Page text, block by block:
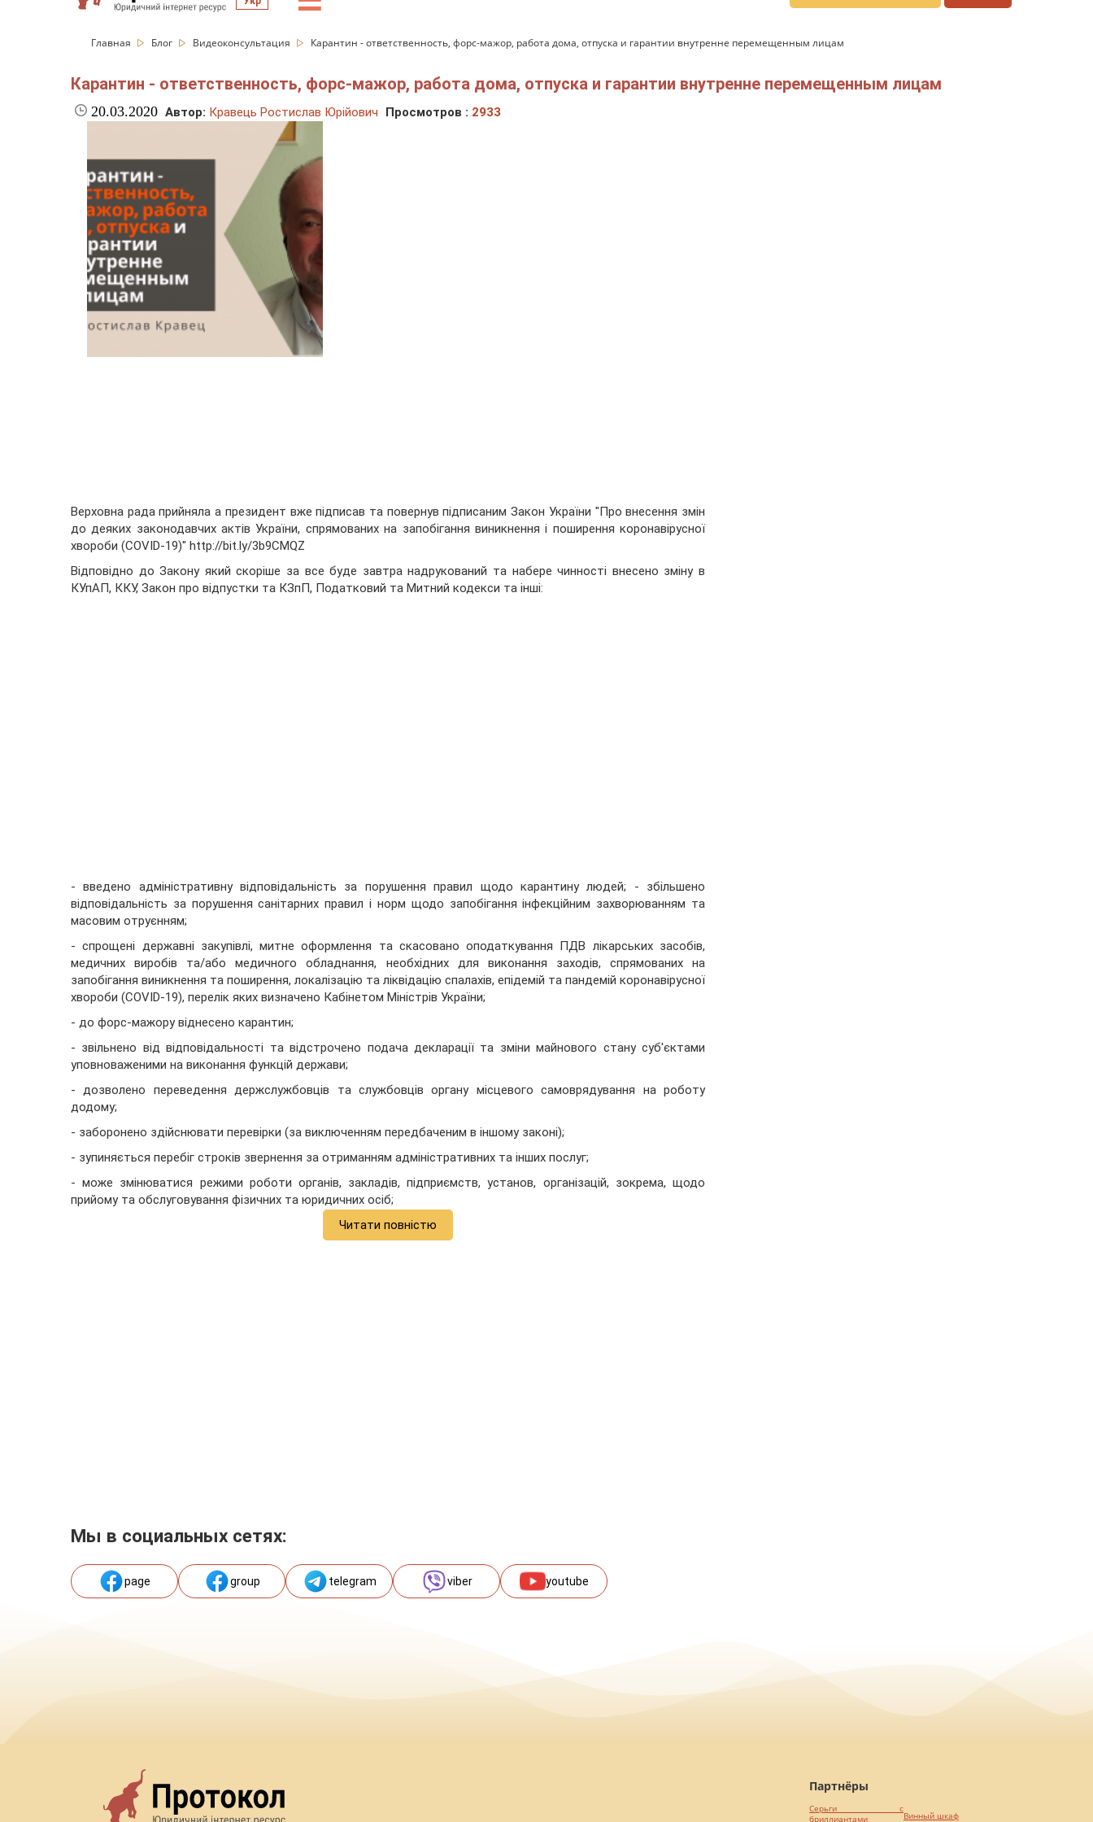
Главная Блог Видеоконсультация Карантин - ответственность, форс-мажор, работа дома, отпуска и гарантии внутренне перемещенным лицам
Карантин - ответственность, форс-мажор, работа дома, отпуска и гарантии внутренне перемещенным лицам
20.03.2020 Автор: Кравець Ростислав Юрійович Просмотров : 2933
Верховна рада прийняла а президент вже підписав та повернув підписаним Закон України "Про внесення змін
до деяких законодавчих актів України, спрямованих на запобігання виникнення і поширення коронавірусної
хвороби (COVID-19)" http://bit.ly/3b9CMQZ
Відповідно до Закону який скоріше за все буде завтра надрукований та набере чинності внесено зміну в
КУпАП, ККУ, Закон про відпустки та КЗпП, Податковий та Митний кодекси та інші:
- введено адміністративну відповідальність за порушення правил щодо карантину людей; - збільшено
відповідальність за порушення санітарних правил і норм щодо запобігання інфекційним захворюванням та
масовим отруєнням;
- спрощені державні закупівлі, митне оформлення та скасовано оподаткування ПДВ лікарських засобів,
медичних виробів та/або медичного обладнання, необхідних для виконання заходів, спрямованих на
запобігання виникнення та поширення, локалізацію та ліквідацію спалахів, епідемій та пандемій коронавірусної
хвороби (COVID-19), перелік яких визначено Кабінетом Міністрів України;
- до форс-мажору віднесено карантин;
- звільнено від відповідальності та відстрочено подача декларації та зміни майнового стану суб'єктами
уповноваженими на виконання функцій держави;
- дозволено переведення держслужбовців та службовців органу місцевого самоврядування на роботу
додому;
- заборонено здійснювати перевірки (за виключенням передбаченим в іншому законі);
- зупиняється перебіг строків звернення за отриманням адміністративних та інших послуг;
- може змінюватися режими роботи органів, закладів, підприємств, установ, організацій, зокрема, щодо
прийому та обслуговування фізичних та юридичних осіб;
Читати повністю
Мы в социальных сетях:
page group telegram viber youtube
Партнёры
Серьги с
бриллиантами
Винный шкаф